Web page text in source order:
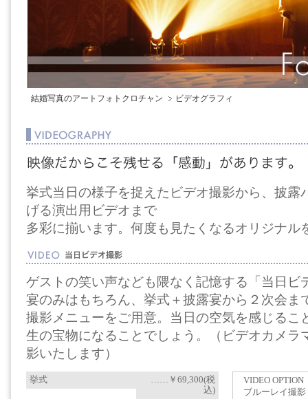
結婚写真のアートフォトクロチャン ビデオグラフィ
挙式当日の様子を捉えたビデオ撮影から、披露
げる演出用ビデオまで
多彩に揃います。何度も見たくなるオリジナル
ゲストの笑い声なども隈なく記憶する「当日ビ
宴のみはもちろん、挙式＋披露宴から２次会ま
撮影メニューをご用意。当日の空気を感じるこ
生の宝物になることでしょう。（ビデオカメラ
影いたします）
挙式
……￥69,300(税
込)
VIDEO OPTION
ブルーレイ撮影